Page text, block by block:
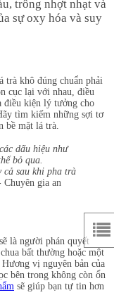
trông nhợt nhạt và
sự oxy hóa và suy
trà khô đúng chuẩn phải
cục lại với nhau, điều
điều kiện lý tưởng cho
tìm kiếm những sợi tơ
bề mặt lá trà.
dấu hiệu như
bỏ qua.
cả sau khi pha trà
Chuyên gia an
là người phán quyết
bất thường hoặc một
vị nguyên bản của
bên trong không còn ổn
sẽ giúp bạn tự tin hơn